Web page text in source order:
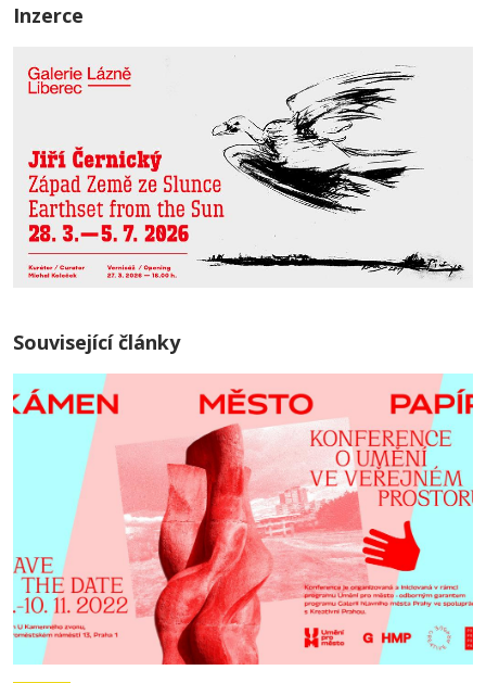
Inzerce
Související články